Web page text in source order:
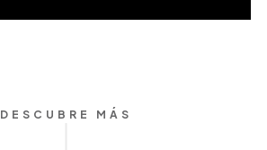
DESCUBRE MÁS